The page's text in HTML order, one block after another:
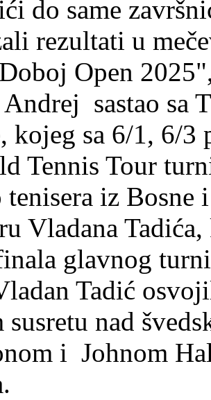
do same
rezultati u
Open
sastao sa
kojeg sa 6/1, 6/
Tennis Tour
iz Bosne
Vladana
glavnog
Tadić
susretu nad
i Johnom